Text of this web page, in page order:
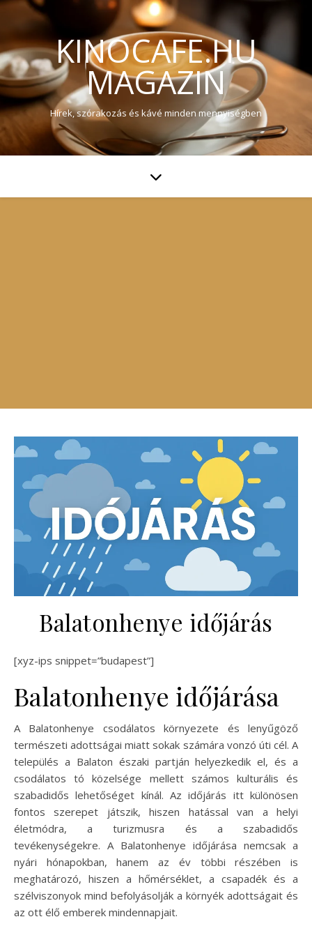
KINOCAFE.HU
MAGAZIN
Hírek, szórakozás és kávé minden mennyiségben
Balatonhenye időjárás
[xyz-ips snippet=”budapest”]
Balatonhenye időjárása
A Balatonhenye csodálatos környezete és lenyűgöző
természeti adottságai miatt sokak számára vonzó úti cél. A
település a Balaton északi partján helyezkedik el, és a
csodálatos tó közelsége mellett számos kulturális és
szabadidős lehetőséget kínál. Az időjárás itt különösen
fontos szerepet játszik, hiszen hatással van a helyi
életmódra, a turizmusra és a szabadidős
tevékenységekre. A Balatonhenye időjárása nemcsak a
nyári hónapokban, hanem az év többi részében is
meghatározó, hiszen a hőmérséklet, a csapadék és a
szélviszonyok mind befolyásolják a környék adottságait és
az ott élő emberek mindennapjait.